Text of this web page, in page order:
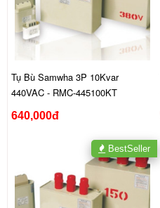
Tụ Bù Samwha 3P 10Kvar
440VAC - RMC-445100KT
640,000đ
BestSeller